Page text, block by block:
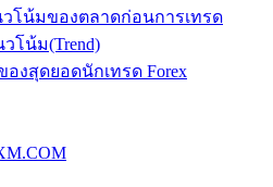
วโน้มของตลาดก่อนการเทรด
โน้ม(Trend)
งสุดยอดนักเทรด Forex